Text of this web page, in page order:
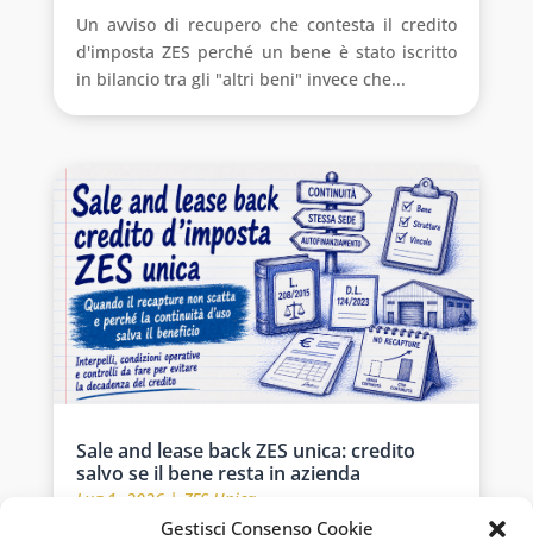
Gestisci Consenso Cookie
Un avviso di recupero che contesta il credito
d'imposta ZES perché un bene è stato iscritto
in bilancio tra gli "altri beni" invece che...
Sale and lease back ZES unica: credito
salvo se il bene resta in azienda
Lug 1, 2026| ZES Unica
Un'impresa che ha maturato il credito